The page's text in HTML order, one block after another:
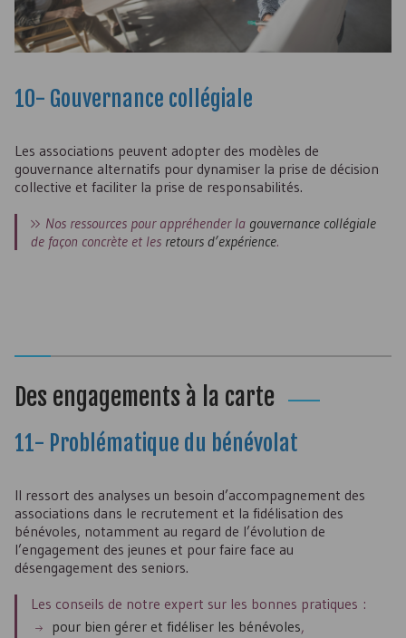
10- Gouvernance collégiale
Les associations peuvent adopter des modèles de
gouvernance alternatifs pour dynamiser la prise de décision
collective et faciliter la prise de responsabilités.
Nos ressources pour appréhender la gouvernance collégiale
de façon concrète et les retours d’expérience.
Des engagements à la carte
11- Problématique du bénévolat
Il ressort des analyses un besoin d’accompagnement des
associations dans le recrutement et la fidélisation des
bénévoles, notamment au regard de l’évolution de
l’engagement des jeunes et pour faire face au
désengagement des seniors.
Les conseils de notre expert sur les bonnes pratiques :
pour bien gérer et fidéliser les bénévoles,